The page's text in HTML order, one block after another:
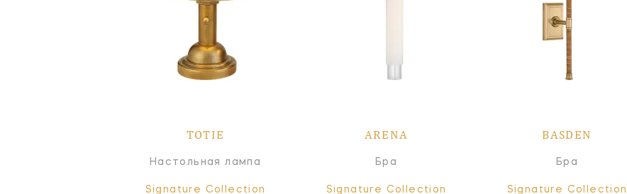
TOTIE
Настольная лампа
Signature Collection
ARENA
Бра
Signature Collection
BASDEN
Бра
Signature Collection